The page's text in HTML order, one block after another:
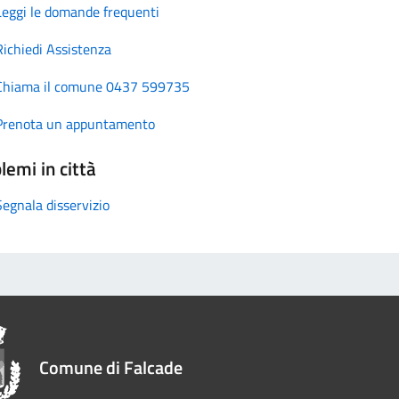
le domande frequenti
Assistenza
il comune 0437 599735
un appuntamento
in città
disservizio
Comune di Falcade